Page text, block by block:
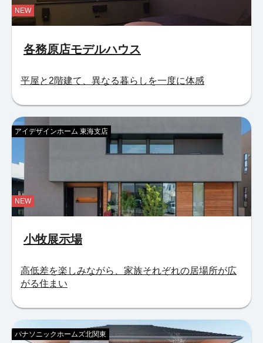
各務原店モデルハウス
平屋と2階建て、異なる暮らしを一度に体感
NEW
小牧展示場
アイデザインホーム 東海支店
高低差を楽しみながら、家族それぞれの居場所が広
がる住まい
NEW
パナソニックホームズ北関東